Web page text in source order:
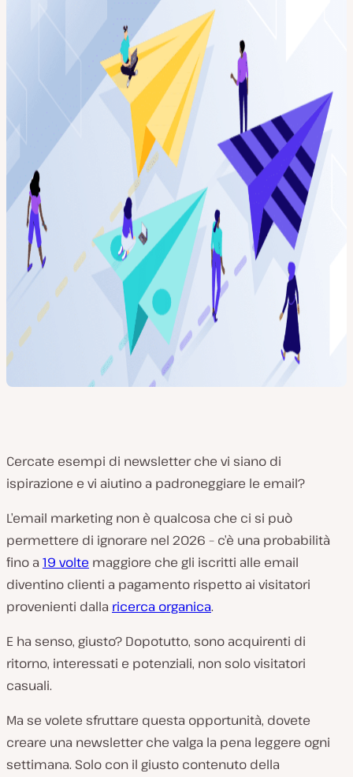
Cercate esempi di newsletter che vi siano di
ispirazione e vi aiutino a padroneggiare le email?
L’email marketing non è qualcosa che ci si può
permettere di ignorare nel 2026 – c’è una probabilità
fino a 19 volte maggiore che gli iscritti alle email
diventino clienti a pagamento rispetto ai visitatori
provenienti dalla ricerca organica.
E ha senso, giusto? Dopotutto, sono acquirenti di
ritorno, interessati e potenziali, non solo visitatori
casuali.
Ma se volete sfruttare questa opportunità, dovete
creare una newsletter che valga la pena leggere ogni
settimana. Solo con il giusto contenuto della